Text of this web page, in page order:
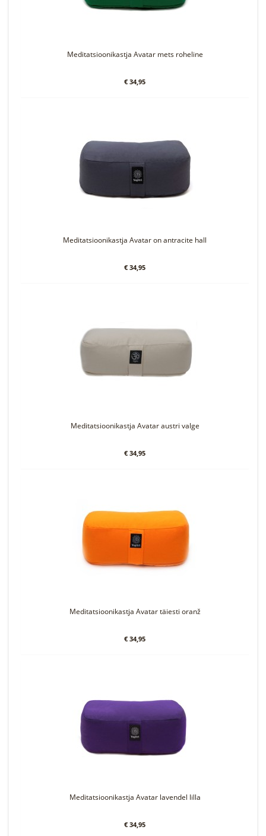
Meditatsioonikastja Avatar mets roheline
€ 34,95
Meditatsioonikastja Avatar on antracite hall
€ 34,95
Meditatsioonikastja Avatar austri valge
€ 34,95
Meditatsioonikastja Avatar täiesti oranž
€ 34,95
Meditatsioonikastja Avatar lavendel lilla
€ 34,95